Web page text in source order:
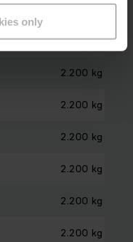
only
Capaciteit
2.200 kg
2.200 kg
2.200 kg
2.200 kg
2.200 kg
2.200 kg
2.200 kg